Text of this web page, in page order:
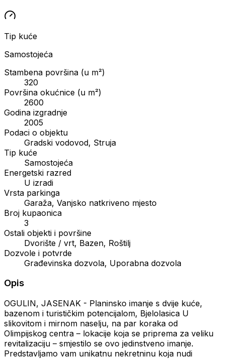
Tip kuće
Samostojeća
Stambena površina (u m²)
320
Površina okućnice (u m²)
2600
Godina izgradnje
2005
Podaci o objektu
Gradski vodovod, Struja
Tip kuće
Samostojeća
Energetski razred
U izradi
Vrsta parkinga
Garaža, Vanjsko natkriveno mjesto
Broj kupaonica
3
Ostali objekti i površine
Dvorište / vrt, Bazen, Roštilj
Dozvole i potvrde
Građevinska dozvola, Uporabna dozvola
Opis
OGULIN, JASENAK - Planinsko imanje s dvije kuće,
bazenom i turističkim potencijalom, Bjelolasica U
slikovitom i mirnom naselju, na par koraka od
Olimpijskog centra – lokacije koja se priprema za veliku
revitalizaciju – smjestilo se ovo jedinstveno imanje.
Predstavljamo vam unikatnu nekretninu koja nudi